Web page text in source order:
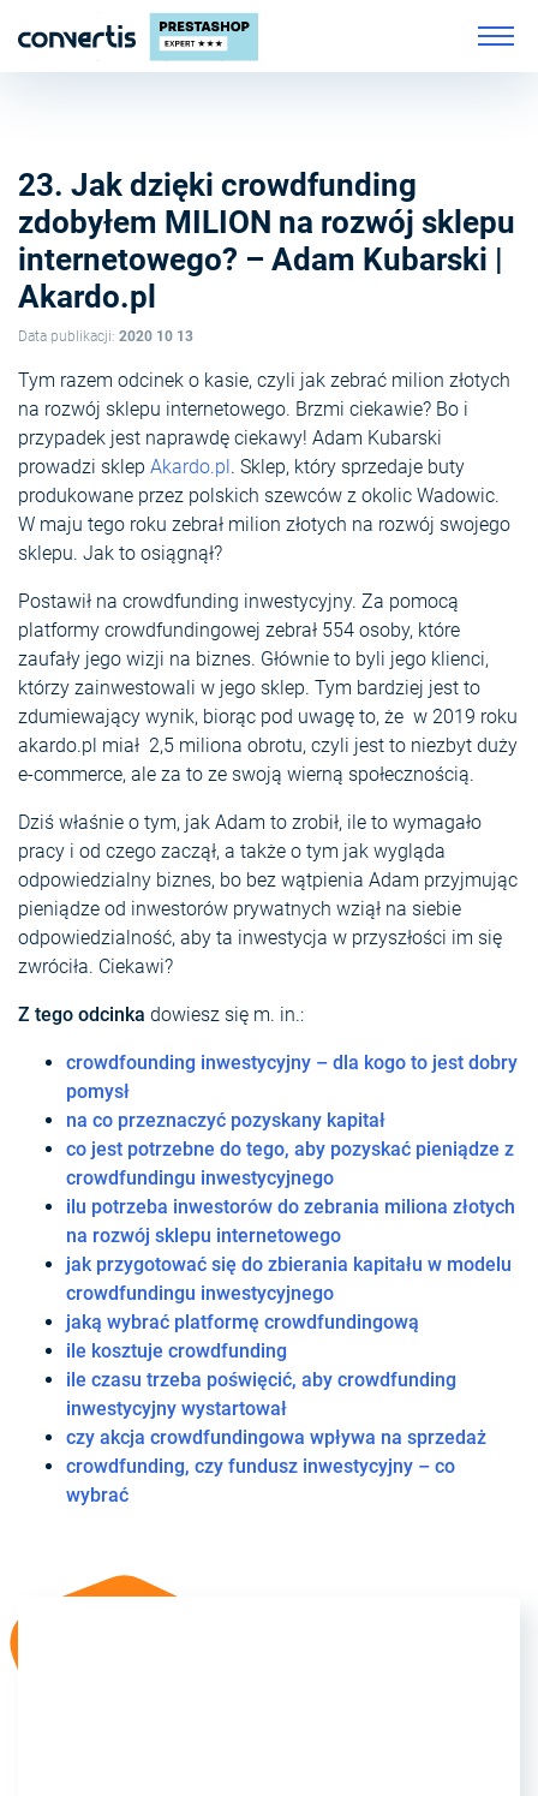
23. Jak dzięki crowdfunding
zdobyłem MILION na rozwój sklepu
internetowego? – Adam Kubarski |
Akardo.pl
Data publikacji: 2020 10 13
Tym razem odcinek o kasie, czyli jak zebrać milion złotych
na rozwój sklepu internetowego. Brzmi ciekawie? Bo i
przypadek jest naprawdę ciekawy! Adam Kubarski
prowadzi sklep Akardo.pl. Sklep, który sprzedaje buty
produkowane przez polskich szewców z okolic Wadowic.
W maju tego roku zebrał milion złotych na rozwój swojego
sklepu. Jak to osiągnął?
Postawił na crowdfunding inwestycyjny. Za pomocą
platformy crowdfundingowej zebrał 554 osoby, które
zaufały jego wizji na biznes. Głównie to byli jego klienci,
którzy zainwestowali w jego sklep. Tym bardziej jest to
zdumiewający wynik, biorąc pod uwagę to, że w 2019 roku
akardo.pl miał 2,5 miliona obrotu, czyli jest to niezbyt duży
e-commerce, ale za to ze swoją wierną społecznością.
Dziś właśnie o tym, jak Adam to zrobił, ile to wymagało
pracy i od czego zaczął, a także o tym jak wygląda
odpowiedzialny biznes, bo bez wątpienia Adam przyjmując
pieniądze od inwestorów prywatnych wziął na siebie
odpowiedzialność, aby ta inwestycja w przyszłości im się
zwróciła. Ciekawi?
Z tego odcinka dowiesz się m. in.:
crowdfounding inwestycyjny – dla kogo to jest dobry
pomysł
na co przeznaczyć pozyskany kapitał
co jest potrzebne do tego, aby pozyskać pieniądze z
crowdfundingu inwestycyjnego
ilu potrzeba inwestorów do zebrania miliona złotych
na rozwój sklepu internetowego
jak przygotować się do zbierania kapitału w modelu
crowdfundingu inwestycyjnego
jaką wybrać platformę crowdfundingową
ile kosztuje crowdfunding
ile czasu trzeba poświęcić, aby crowdfunding
inwestycyjny wystartował
czy akcja crowdfundingowa wpływa na sprzedaż
crowdfunding, czy fundusz inwestycyjny – co
wybrać